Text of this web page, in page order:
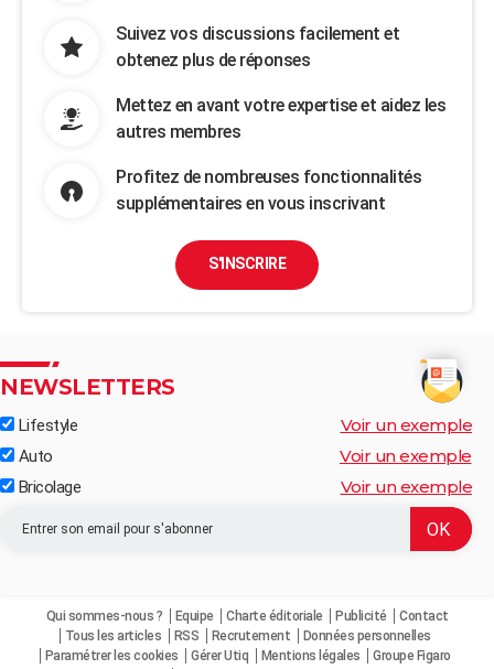
Suivez vos discussions facilement et
obtenez plus de réponses
Mettez en avant votre expertise et aidez les
autres membres
Profitez de nombreuses fonctionnalités
supplémentaires en vous inscrivant
S'INSCRIRE
NEWSLETTERS
Lifestyle Voir un exemple
Auto Voir un exemple
Bricolage Voir un exemple
Qui sommes-nous ? Equipe Charte éditoriale Publicité
Contact
Tous les articles
RSS Recrutement
Données personnelles
Paramétrer les cookies
Gérer Utiq Mentions légales
Groupe Figaro